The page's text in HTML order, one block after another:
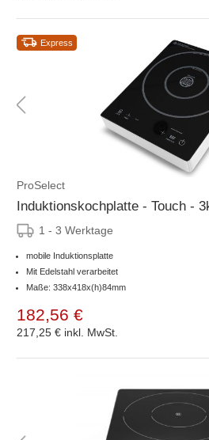
Express
ProSelect
Induktionskochplatte - Touch -
1 - 3 Werktage
mobile Induktionsplatte
Mit Edelstahl verarbeitet
Maße: 338x418x(h)84mm
182,56 €
217,25 € inkl. MwSt.